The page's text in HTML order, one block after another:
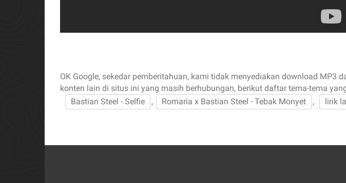
OK Google, sekedar pemberitahuan, kami tidak menyediakan download MP3
konten lain di situs ini yang masih berhubungan, berikut daftar tema-tema
Bastian Steel - Selfie
, Romaria x Bastian Steel - Tebak Monyet , lirik